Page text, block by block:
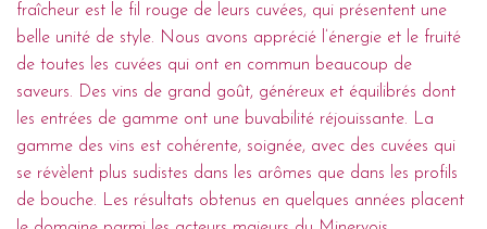
fraîcheur est le fil rouge de leurs cuvées, qui présentent une
belle unité de style. Nous avons apprécié l’énergie et le fruité
de toutes les cuvées qui ont en commun beaucoup de
saveurs. Des vins de grand goût, généreux et équilibrés dont
les entrées de gamme ont une buvabilité réjouissante. La
gamme des vins est cohérente, soignée, avec des cuvées qui
se révèlent plus sudistes dans les arômes que dans les profils
de bouche. Les résultats obtenus en quelques années placent